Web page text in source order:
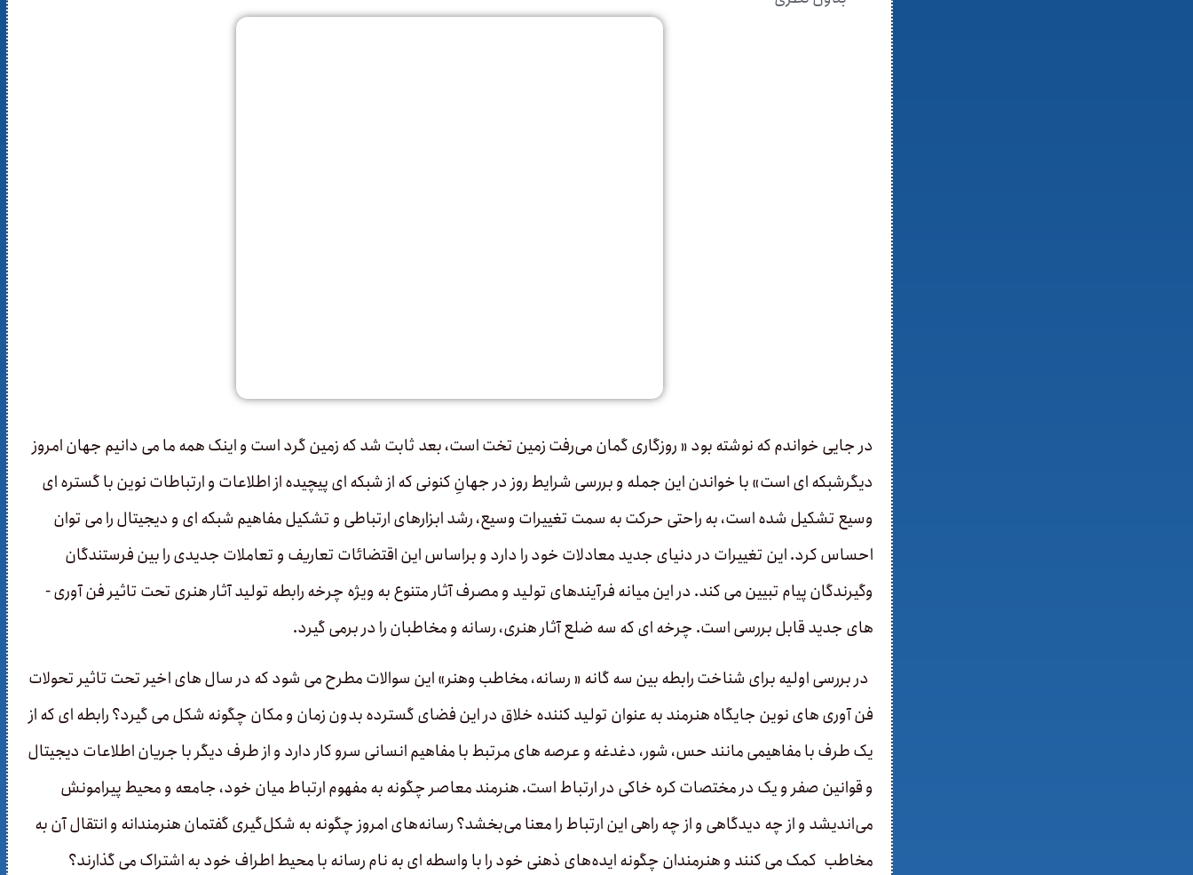
در جایی خواندم که نوشته بود « روزگاری گمان می‌رفت زمین تخت است، بعد ثابت شد که زمین گرد است و اینک همه ما می دانیم جهان امروز
دیگرشبکه­ ای است» با خواندن این جمله و بررسی شرایط روز در جهانِ کنونی که از شبکه­ ای پیچیده از اطلاعات و ارتباطات نوین با گستره ­ای
وسیع تشکیل شده است، به راحتی حرکت به سمت تغییرات وسیع، رشد ابزارهای ارتباطی و تشکیل مفاهیم شبکه ­ای و دیجیتال را می ­توان
احساس کرد. این تغییرات در دنیای جدید معادلات خود را دارد و براساس این اقتضائات تعاریف و تعاملات جدیدی را بین فرستندگان
وگیرندگان پیام تبیین می ­کند. در این میانه فرآیندهای تولید و مصرف آثار متنوع به ویژه چرخه رابطه تولید آثار هنری تحت تاثیر فن آوری ­
های جدید قابل بررسی است. چرخه­ ای که سه ضلع آثار هنری، رسانه و مخاطبان را در برمی­ گیرد.
در بررسی اولیه برای شناخت رابطه بین سه­ گانه « رسانه، مخاطب وهنر» این سوالات مطرح می شود که در سال­ های اخیر تحت تاثیر تحولات
فن آوری ­های نوین جایگاه هنرمند به عنوان تولید کننده خلاق در این فضای گسترده بدون زمان و مکان چگونه شکل می­ گیرد؟ رابطه ­ای که از
یک طرف با مفاهیمی مانند حس، شور، دغدغه و عرصه­ های مرتبط با مفاهیم انسانی سرو کار دارد و از طرف دیگر با جریان اطلاعات دیجیتال
و قوانین صفر و یک در مختصات کره خاکی در ارتباط است. هنرمند معاصر چگونه به مفهوم ارتباط میان خود، جامعه و محیط پیرامونش
می‌اندیشد و از چه دیدگاهی و از چه راهی این ارتباط را معنا می‌بخشد؟ رسانه‌های امروز چگونه به شکل‌گیری گفتمان‌ هنرمندانه و انتقال آن به
مخاطب کمک می­ کنند و هنرمندان چگونه ایده‌های ذهنی خود را با واسطه ای به نام رسانه با محیط اطراف خود به اشتراک می­ گذارند؟